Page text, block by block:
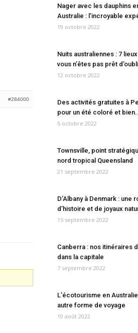
#284000
Nager avec les dauphins
Australie : l’incroyable
19 octobre 2022
Nuits australiennes : 7
vous n’êtes pas prêt
12 octobre 2022
Des activités gratuites à
pour un été coloré et
5 octobre 2022
Townsville, point
nord tropical Queensland
21 septembre 2022
D’Albany à Denmark : une
d’histoire et de joyaux
15 septembre 2022
Canberra : nos itinéraires
dans la capitale
7 septembre 2022
L’écotourisme en
autre forme de voyage
10 août 2022